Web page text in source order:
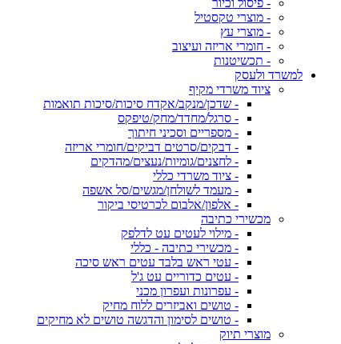
- פיסול וכיור
- מוצרי טקסטיל
- מוצרי עץ
- חומרי אריזה ועיצוב
- תכשיטנות
למשרד ולעסק
ציוד משרדי מקיף
- שדכן/מנקב/אקדח סיכות/סיכות תואמות
- סרגל/מחדד/מחק/טיפקס
- מספריים וסכיני חיתוך
- דבקים/סרטים דביקים/חומרי אריזה
- לחצנים/גומיות/נעצים/מהדקים
- ציוד משרדי כללי
- מעמד לשולחן/מגשים/סל אשפה
- אלפון/אלבום לכרטיסי ביקור
מכשירי כתיבה
- מילוי לעטים עט לדלפק
- מכשירי כתיבה - כללי
- עטי ראש בלבד עטים ראש סיכה
- עטים כדוריים עט ג'ל
- עפרונות ועפרון מכני
- טושים ואביזרים ללוח מחיק
- טושים לסימון והדגשה טושים לא מחיקים
מוצרי תיוק